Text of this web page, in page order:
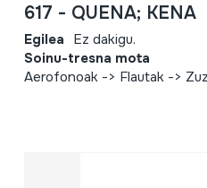
617 - QUENA; KENA
Egilea Ez dakigu.
Soinu-tresna mota
Aerofonoak -> Flautak ->